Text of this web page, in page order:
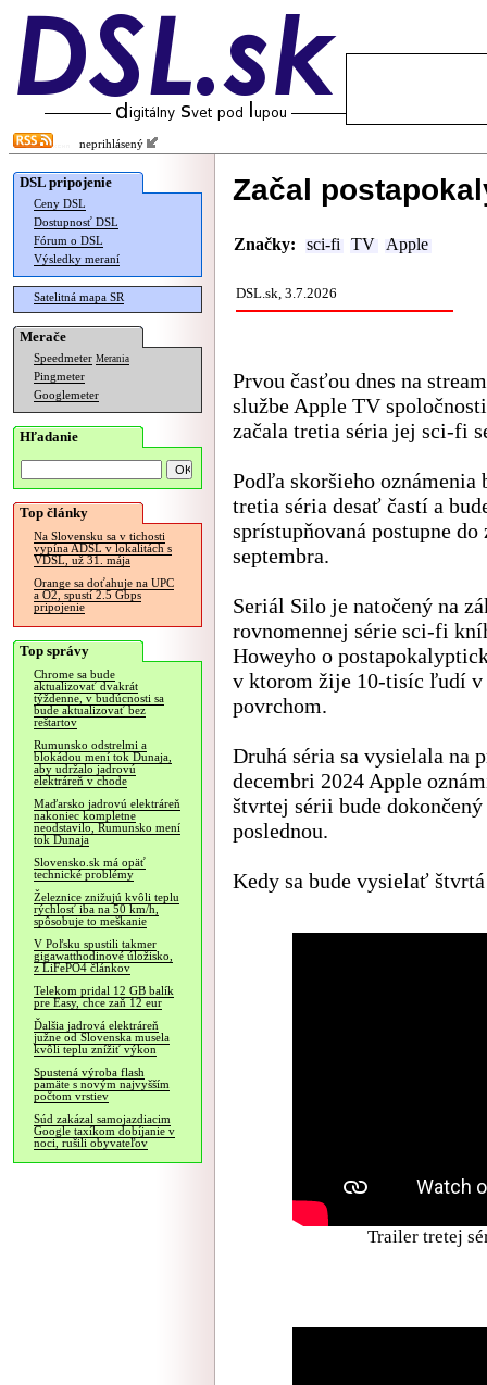
neprihlásený
DSL pripojenie
Ceny DSL
Dostupnosť DSL
Fórum o DSL
Výsledky meraní
Satelitná mapa SR
Merače
Speedmeter Merania
Pingmeter
Googlemeter
Hľadanie
Top články
Na Slovensku sa v tichosti
vypína ADSL v lokalitách s
VDSL, už 31. mája
Orange sa doťahuje na UPC
a O2, spustí 2.5 Gbps
pripojenie
Top správy
Chrome sa bude
aktualizovať dvakrát
týždenne, v budúcnosti sa
bude aktualizovať bez
reštartov
Rumunsko odstrelmi a
blokádou mení tok Dunaja,
aby udržalo jadrovú
elektráreň v chode
Maďarsko jadrovú elektráreň
nakoniec kompletne
neodstavilo, Rumunsko mení
tok Dunaja
Slovensko.sk má opäť
technické problémy
Železnice znižujú kvôli teplu
rýchlosť iba na 50 km/h,
spôsobuje to meškanie
V Poľsku spustili takmer
gigawatthodinové úložisko,
z LiFePO4 článkov
Telekom pridal 12 GB balík
pre Easy, chce zaň 12 eur
Ďalšia jadrová elektráreň
južne od Slovenska musela
kvôli teplu znížiť výkon
Spustená výroba flash
pamäte s novým najvyšším
počtom vrstiev
Súd zakázal samojazdiacim
Google taxíkom dobíjanie v
noci, rušili obyvateľov
Začal
Značky: sci-fi TV Apple
DSL.sk, 3.7.2026
Prvou časťou dnes na
službe Apple TV
začala tretia séria jej sci-fi
Podľa skoršieho oznámenia
tretia séria desať častí a
sprístupňovaná postupne do
septembra.
Seriál Silo je natočený na
rovnomennej série sci-fi
Howeyho o
v ktorom žije 10-tisíc ľudí v
povrchom.
Druhá séria sa vysielala na
decembri 2024 Apple
štvrtej sérii bude
poslednou.
Kedy sa bude vysielať
Trailer tretej